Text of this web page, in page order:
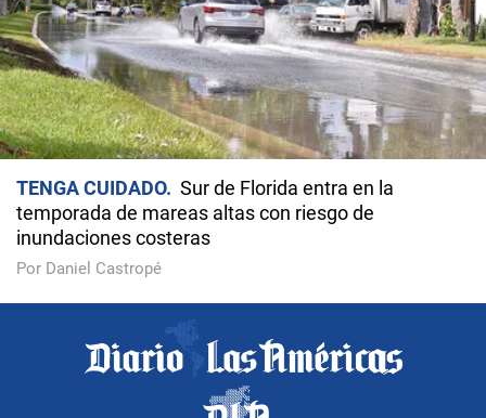
TENGA CUIDADO
Sur de Florida entra en la
temporada de mareas altas con riesgo de
inundaciones costeras
Por Daniel Castropé